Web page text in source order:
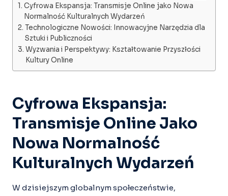
Cyfrowa Ekspansja: Transmisje Online jako Nowa
Normalność Kulturalnych Wydarzeń
Technologiczne Nowości: Innowacyjne Narzędzia dla
Sztuki i Publiczności
Wyzwania i Perspektywy: Kształtowanie Przyszłości
Kultury Online
Cyfrowa Ekspansja:
Transmisje Online Jako
Nowa Normalność
Kulturalnych Wydarzeń
W dzisiejszym globalnym społeczeństwie,